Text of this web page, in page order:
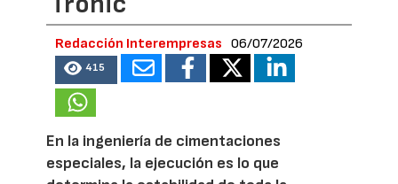
Redacción Interempresas 06/07/2026
415
En la ingeniería de cimentaciones
especiales, la ejecución es lo que